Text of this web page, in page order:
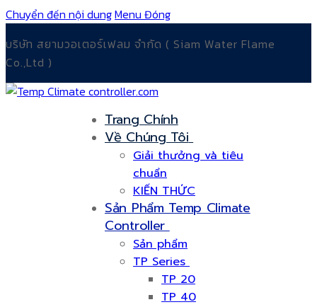
Chuyển đến nội dungMenu Đóng
บริษัท สยามวอเตอร์เฟลม จำกัด ( Siam Water Flame
Co.,Ltd )
Trang Chính
Về Chúng Tôi
Giải thưởng và tiêu
chuẩn
KIẾN THỨC
Sản Phẩm Temp Climate
Controller
Sản phẩm
TP Series
TP 20
TP 40